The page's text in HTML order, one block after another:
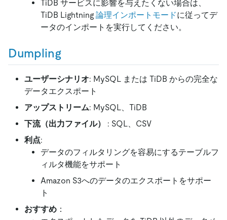
TiDB サービスに影響を与えたくない場合は、
TiDB Lightning 論理インポートモードに従ってデ
ータのインポートを実行してください。
Dumpling
ユーザーシナリオ: MySQL または TiDB からの完全な
データエクスポート
アップストリーム: MySQL、TiDB
下流（出力ファイル）
: SQL、CSV
利点:
データのフィルタリングを容易にするテーブルフ
ィルタ機能をサポート
Amazon S3へのデータのエクスポートをサポー
ト
おすすめ ：